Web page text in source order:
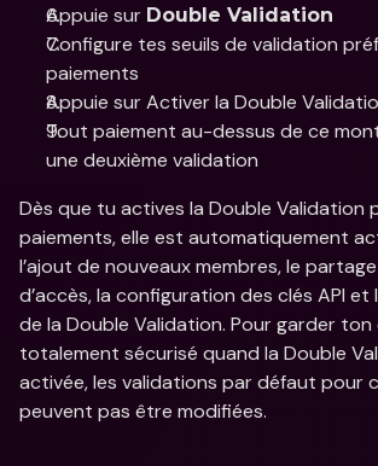
Appuie sur Double Validation
Configure tes seuils de validation
paiements
Appuie sur Activer la Double
Tout paiement au-dessus de ce
une deuxième validation
Dès que tu actives la Double Validation
paiements, elle est automatiquement
l’ajout de nouveaux membres, le
d’accès, la configuration des clés API
de la Double Validation. Pour garder
totalement sécurisé quand la Double
activée, les validations par défaut pour
peuvent pas être modifiées.